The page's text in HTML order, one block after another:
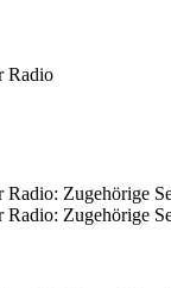
Radio
Zugehörige
Zugehörige